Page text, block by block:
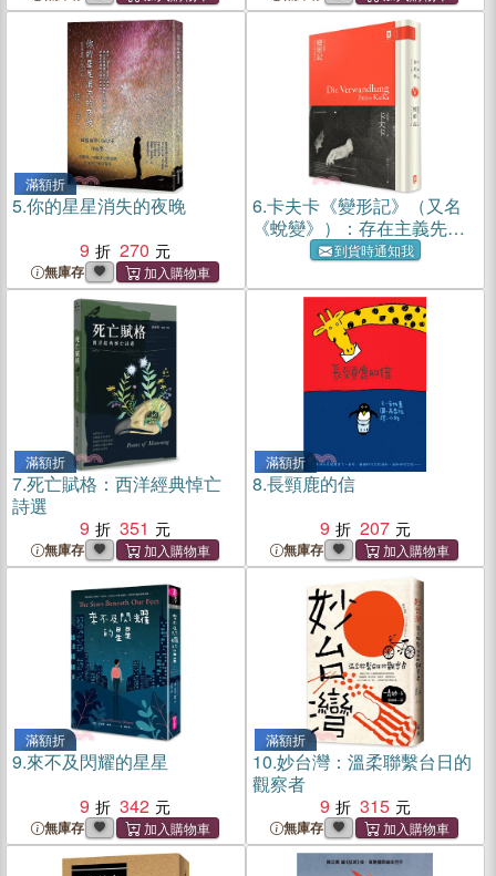
滿額折
5.你的星星消失的夜晚
9
270
無庫存
6.卡夫卡《變形記》（又名
《蛻變》）：存在主義先驅
小說（Being哲思文學系01）
到貨時通知我
滿額折
7.死亡賦格：西洋經典悼亡
詩選
9
351
無庫存
滿額折
8.長頸鹿的信
9
207
無庫存
滿額折
9.來不及閃耀的星星
9
342
無庫存
滿額折
10.妙台灣：溫柔聯繫台日的
觀察者
9
315
無庫存